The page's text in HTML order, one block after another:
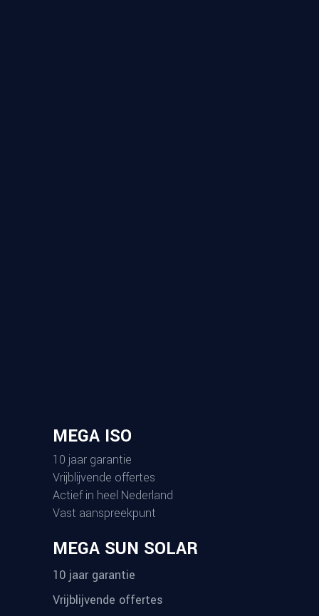
MEGA ISO
10 jaar garantie
Vrijblijvende offertes
Actief in heel Nederland
Vast aanspreekpunt
MEGA SUN SOLAR
10 jaar garantie
Vrijblijvende offertes